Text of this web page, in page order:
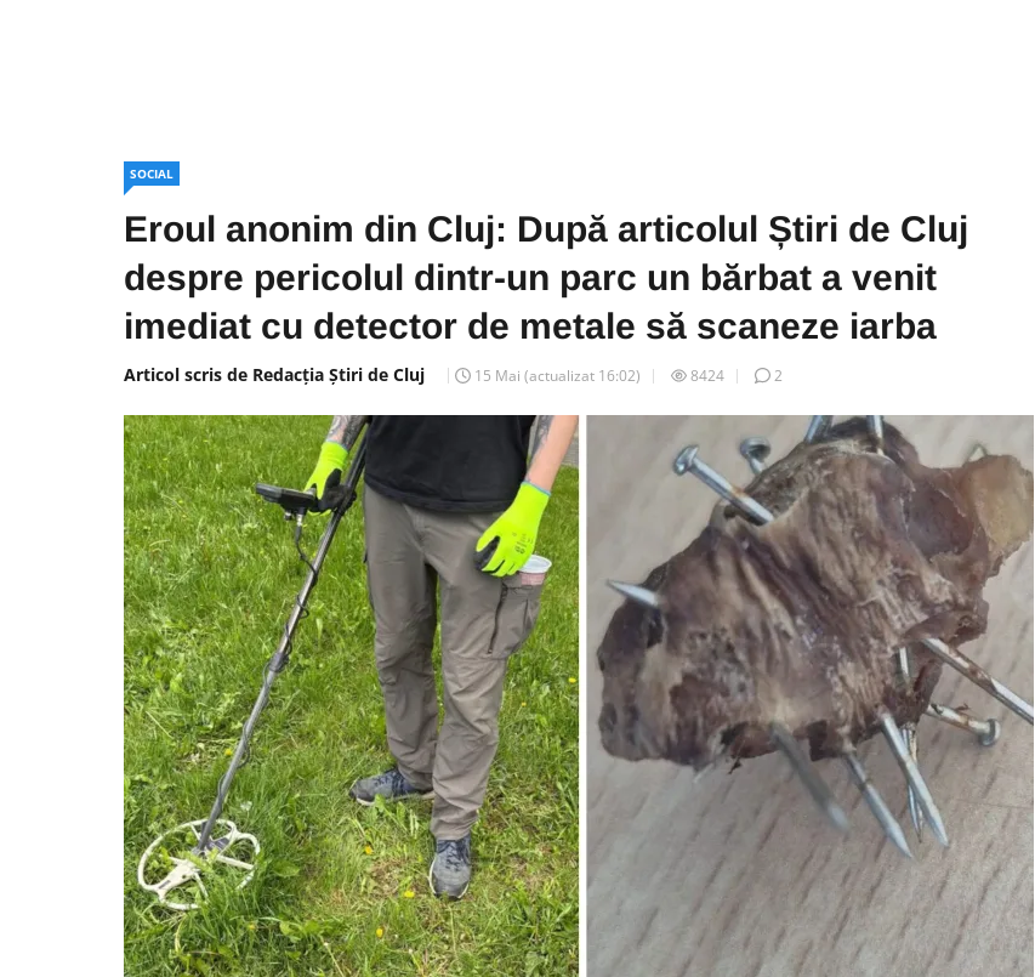
SOCIAL
Eroul anonim din Cluj: După articolul Știri de Cluj
despre pericolul dintr-un parc un bărbat a venit
imediat cu detector de metale să scaneze iarba
Articol scris de Redacția Știri de Cluj 15 Mai (actualizat 16:02) 8424 2